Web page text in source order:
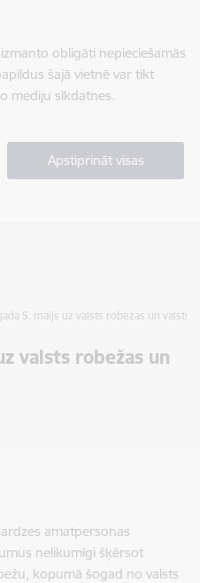
obligāti nepieciešamās
šajā vietnē var tikt
mediju sīkdatnes.
Apstiprināt visas
5. maijs uz valsts robežas un valsts
valsts robežas un
amatpersonas
nelikumīgi šķērsot
kopumā šogad no valsts